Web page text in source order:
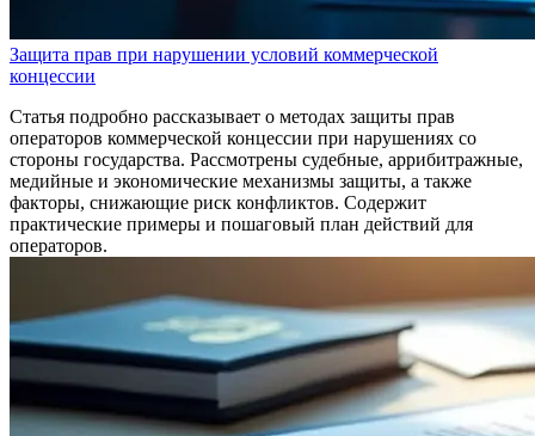
Защита прав при нарушении условий коммерческой
концессии
Статья подробно рассказывает о методах защиты прав
операторов коммерческой концессии при нарушениях со
стороны государства. Рассмотрены судебные, аррибитражные,
медийные и экономические механизмы защиты, а также
факторы, снижающие риск конфликтов. Содержит
практические примеры и пошаговый план действий для
операторов.